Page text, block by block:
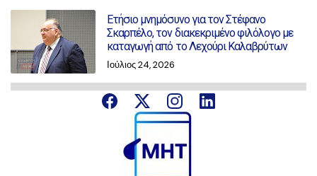
Ετήσιο μνημόσυνο για τον Στέφανο
Σκαρπέλο, τον διακεκριμένο φιλόλογο με
καταγωγή από το Λεχούρι Καλαβρύτων
Ιούλιος 24, 2026